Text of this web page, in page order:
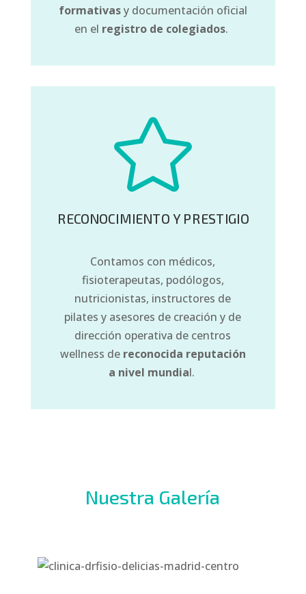
formativasy documentación oficial
en el registro de colegiados.

RECONOCIMIENTO Y PRESTIGIO
Contamos con médicos,
fisioterapeutas, podólogos,
nutricionistas, instructores de
pilates y asesores de creación y de
dirección operativa de centros
wellness de reconocida reputación
a nivel mundial.
Nuestra Galería